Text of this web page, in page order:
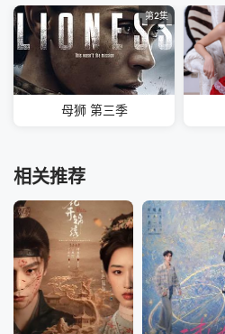
第2集
母狮 第三季
相关推荐